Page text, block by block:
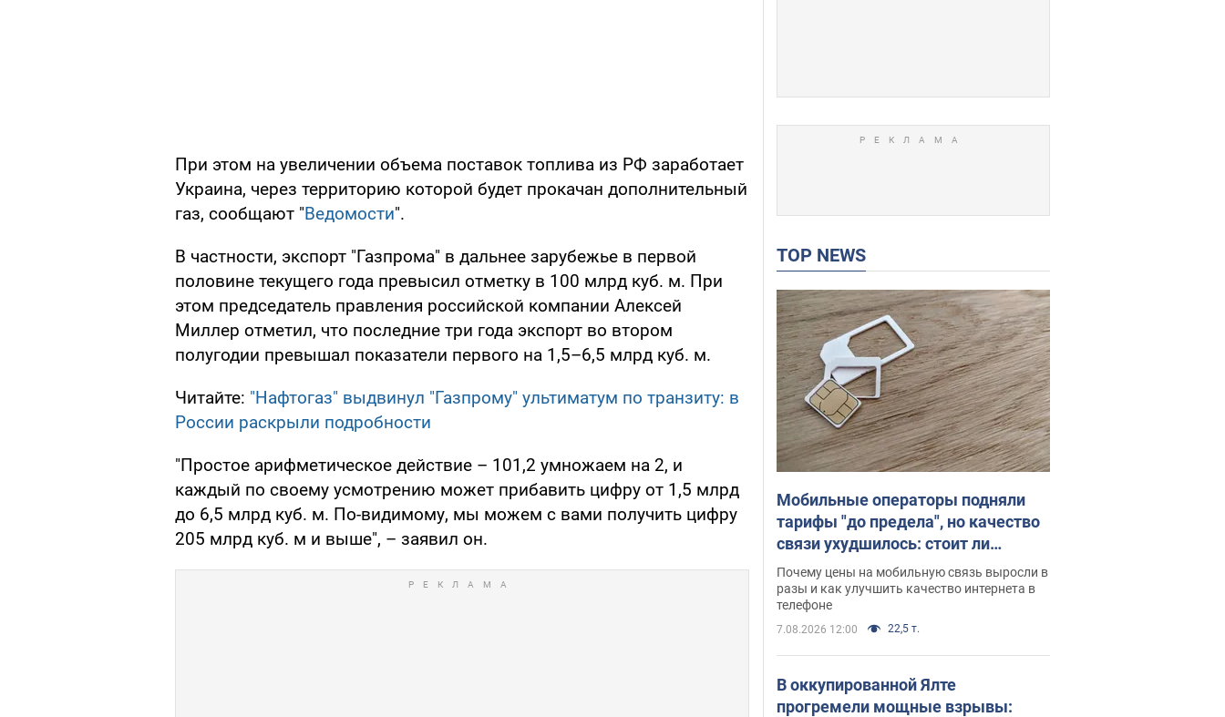
При этом на увеличении объема поставок топлива из РФ заработает
Украина, через территорию которой будет прокачан дополнительный
газ, сообщают "Ведомости".
В частности, экспорт "Газпрома" в дальнее зарубежье в первой
половине текущего года превысил отметку в 100 млрд куб. м. При
этом председатель правления российской компании Алексей
Миллер отметил, что последние три года экспорт во втором
полугодии превышал показатели первого на 1,5–6,5 млрд куб. м.
Читайте: "Нафтогаз" выдвинул "Газпрому" ультиматум по транзиту: в
России раскрыли подробности
"Простое арифметическое действие – 101,2 умножаем на 2, и
каждый по своему усмотрению может прибавить цифру от 1,5 млрд
до 6,5 млрд куб. м. По-видимому, мы можем с вами получить цифру
205 млрд куб. м и выше", – заявил он.
TOP NEWS
Мобильные операторы подняли
тарифы "до предела", но качество
связи ухудшилось: стоит ли
жаловаться на цены
Почему цены на мобильную связь выросли в
разы и как улучшить качество интернета в
телефоне
7.08.2026 12:00 22,5 т.
В оккупированной Ялте
прогремели мощные взрывы: